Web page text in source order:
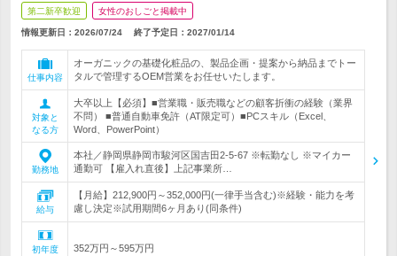
第二新卒歓迎 女性のおしごと掲載中
情報更新日：2026/07/24 終了予定日： 2027/01/14
仕事内容
オーガニックの基礎化粧品の、製品企画・提案から納品までトー
タルで管理するOEM営業をお任せいたします。
対象と
なる方
大卒以上【必須】■営業職・販売職などの顧客折衝の経験（業界
不問） ■普通自動車免許（AT限定可）■PCスキル（Excel、
Word、PowerPoint）
勤務地
本社／静岡県静岡市駿河区国吉田2-5-67 ※転勤なし ※マイカー
通勤可 【雇入れ直後】上記事業所…
給与
【月給】212,900円～352,000円(一律手当含む)※経験・能力を考
慮し決定※試用期間6ヶ月あり(同条件)
初年度
352万円～595万円